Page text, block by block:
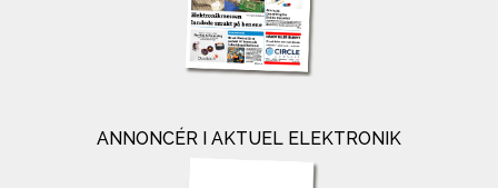
ANNONCÉR I AKTUEL ELEKTRONIK